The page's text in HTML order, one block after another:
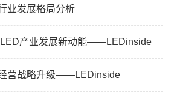
业发展格局分析
LED产业发展新动能——LEDinside
营战略升级——LEDinside